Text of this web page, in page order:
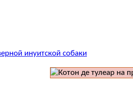
инуитской собаки